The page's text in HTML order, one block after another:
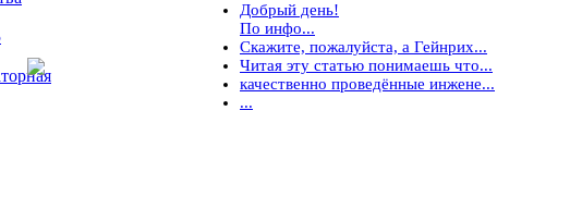
Добрый день!
По инфо...
Скажите, пожалуйста, а Гейнрих...
Читая эту статью понимаешь что...
качественно проведённые инжене...
...